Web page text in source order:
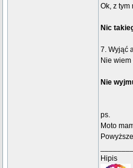
Ok, z tym
Nic
7. Wyjąć
Nie
Nie
ps.
Moto
Hipis